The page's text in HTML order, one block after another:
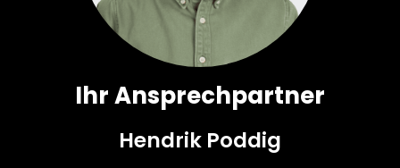
Ihr Ansprechpartner
Hendrik Poddig